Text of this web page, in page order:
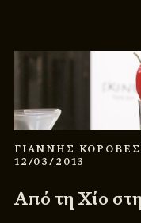
ΓΙΑΝΝΗΣ
12/03/2013
Από τη Χίο